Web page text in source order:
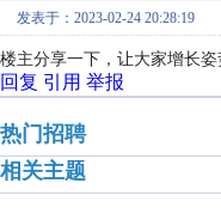
发表于：2023-02-24 20:28:19
楼主分享一下，让大家增长姿
回复 引用 举报
热门招聘
相关主题